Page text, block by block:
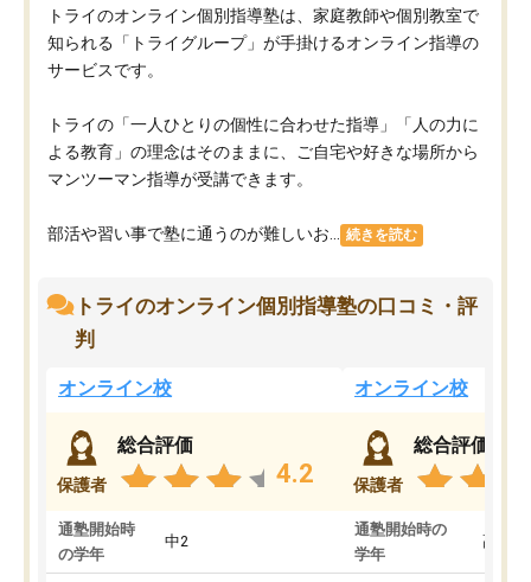
トライのオンライン個別指導塾は、家庭教師や個別教室で
知られる「トライグループ」が手掛けるオンライン指導の
サービスです。
トライの「一人ひとりの個性に合わせた指導」「人の力に
よる教育」の理念はそのままに、ご自宅や好きな場所から
マンツーマン指導が受講できます。
部活や習い事で塾に通うのが難しいお... 続きを読む
トライのオンライン個別指導塾の口コミ・評
判
オンライン校
保護者
総合評価
4.2
通塾開始時
の学年
中2
オンライン校
保護者
総合評価
通塾開始時の
学年
高3